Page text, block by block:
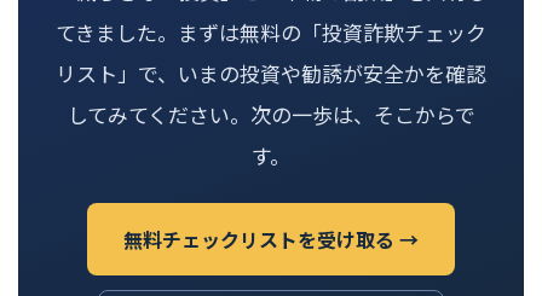
てきました。まずは無料の「投資詐欺チェック
リスト」で、いまの投資や勧誘が安全かを確認
してみてください。次の一歩は、そこからで
す。
無料チェックリストを受け取る →